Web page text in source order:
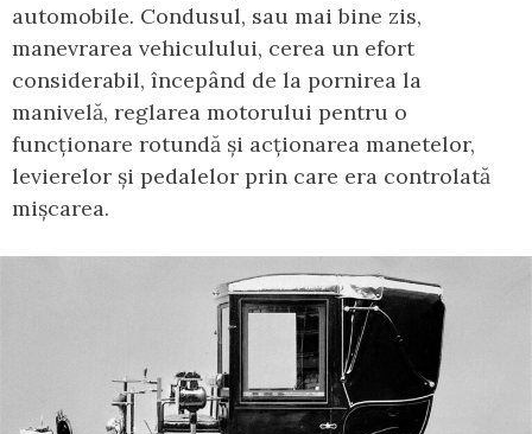
automobile. Condusul, sau mai bine zis,
manevrarea vehiculului, cerea un efort
considerabil, începând de la pornirea la
manivelă, reglarea motorului pentru o
funcționare rotundă și acționarea manetelor,
levierelor și pedalelor prin care era controlată
mișcarea.